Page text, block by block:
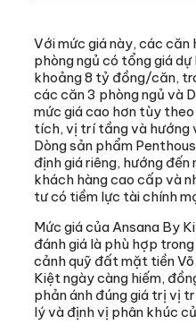
Với mức giá này, các căn
phòng ngủ có tổng giá dự
khoảng 8 tỷ đồng/căn,
các căn 3 phòng ngủ và
mức giá cao hơn tùy theo
tích, vị trí tầng và hướng
Dòng sản phẩm
định giá riêng, hướng đến
khách hàng cao cấp và
tư có tiềm lực tài chính
Mức giá của Ansana By
đánh giá là phù hợp
cảnh quỹ đất mặt tiền
Kiệt ngày càng hiếm,
phản ánh đúng giá trị vị
lý và định vị phân khúc